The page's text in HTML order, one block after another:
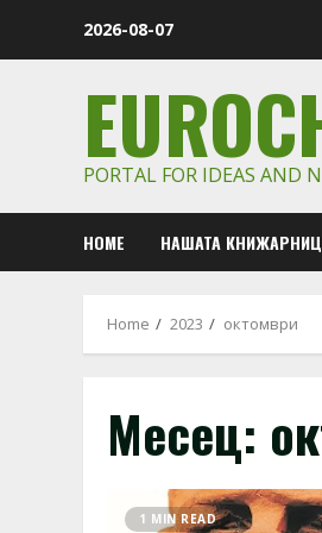
2026-08-07
PORTAL FOR IDEAS AND
HOME НАШАТА
Home 2023 октомври
Месец:
1 MIN READ